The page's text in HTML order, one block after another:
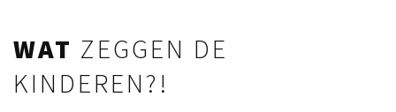
WAT ZEGGEN DE
KINDEREN?!